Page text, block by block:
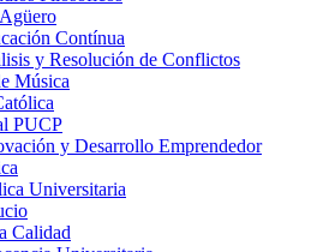
Contínua
y Resolución de Conflictos
Música
PUCP
y Desarrollo Emprendedor
Universitaria
Calidad